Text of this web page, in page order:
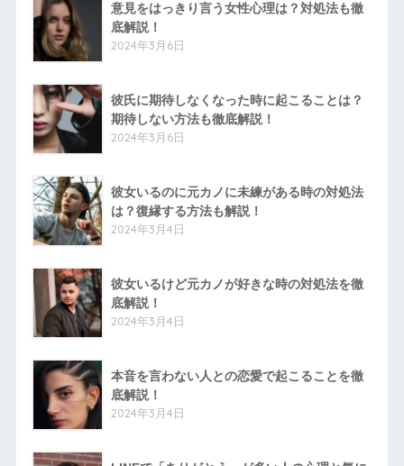
意見をはっきり言う女性心理は？対処法も徹
底解説！
2024年3月6日
彼氏に期待しなくなった時に起こることは？
期待しない方法も徹底解説！
2024年3月6日
彼女いるのに元カノに未練がある時の対処法
は？復縁する方法も解説！
2024年3月4日
彼女いるけど元カノが好きな時の対処法を徹
底解説！
2024年3月4日
本音を言わない人との恋愛で起こることを徹
底解説！
2024年3月4日